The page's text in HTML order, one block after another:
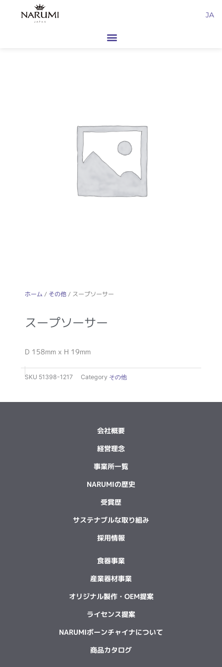
JA
ホーム / その他/ スープソーサー
スープソーサー
D 158mm x H 19mm
SKU 51398-1217 Category その他
会社概要
経営理念
事業所一覧
NARUMIの歴史
受賞歴
サステナブルな取り組み
採用情報
食器事業
産業器材事業
オリジナル製作・OEM提案
ライセンス提案
NARUMIボーンチャイナについて
商品カタログ